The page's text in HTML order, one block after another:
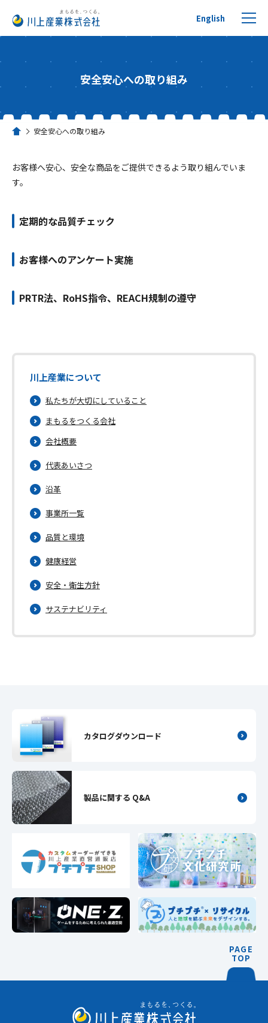
English
安全安心への取り組み
ホーム
安全安心への取り組み
お客様へ安心、安全な商品をご提供できるよう取り組んでいま
す。
定期的な品質チェック
お客様へのアンケート実施
PRTR法、RoHS指令、REACH規制の遵守
川上産業について
私たちが大切にしていること
まもるをつくる会社
会社概要
代表あいさつ
沿革
事業所一覧
品質と環境
健康経営
安全・衛生方針
サステナビリティ
カタログダウンロード
製品に関する Q&A
PAGE
TOP